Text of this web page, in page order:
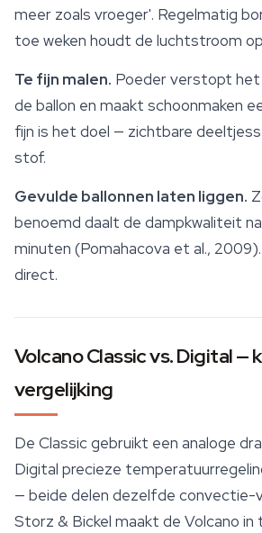
meer zoals vroeger'. Regelmatig
toe weken houdt de luchtstroom
Te fijn malen. Poeder verstopt het
de ballon en maakt schoonmaken
fijn is het doel — zichtbare
stof.
Gevulde ballonnen laten liggen.
benoemd daalt de dampkwaliteit
minuten (Pomahacova et al.,
direct.
Volcano Classic vs. Digital —
vergelijking
De Classic gebruikt een analoge
Digital precieze
— beide delen dezelfde convectie-
Storz & Bickel maakt de Volcano in